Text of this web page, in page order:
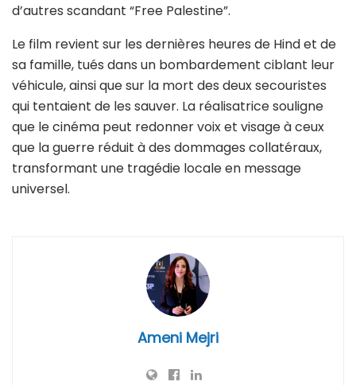
d’autres scandant “Free Palestine”.
Le film revient sur les dernières heures de Hind et de
sa famille, tués dans un bombardement ciblant leur
véhicule, ainsi que sur la mort des deux secouristes
qui tentaient de les sauver. La réalisatrice souligne
que le cinéma peut redonner voix et visage à ceux
que la guerre réduit à des dommages collatéraux,
transformant une tragédie locale en message
universel.
Ameni Mejri